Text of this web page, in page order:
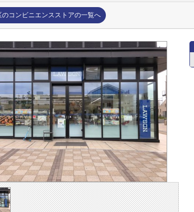
コンビニエンスストアの一覧へ